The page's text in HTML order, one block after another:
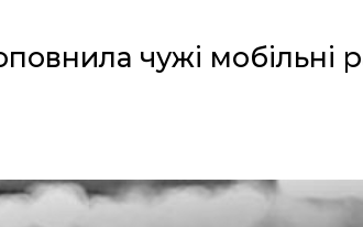
чужі мобільні